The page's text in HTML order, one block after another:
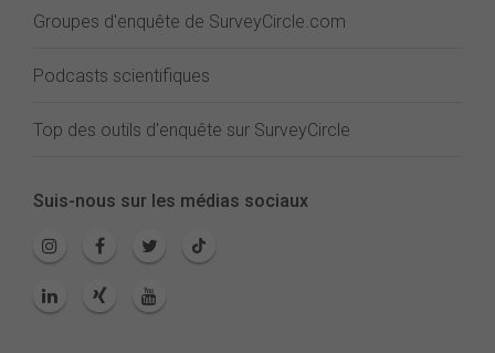
Groupes d'enquête de SurveyCircle.com
Podcasts scientifiques
Top des outils d'enquête sur SurveyCircle
Suis-nous sur les médias sociaux